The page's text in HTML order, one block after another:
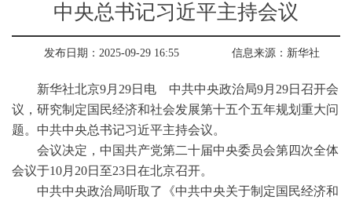
中央总书记习近平主持会议
发布日期：2025-09-29 16:55 信息来源： 新华社
新华社北京9月29日电 中共中央政治局9月29日召开会
议，研究制定国民经济和社会发展第十五个五年规划重大问
题。中共中央总书记习近平主持会议。
会议决定，中国共产党第二十届中央委员会第四次全体
会议于10月20日至23日在北京召开。
中共中央政治局听取了《中共中央关于制定国民经济和